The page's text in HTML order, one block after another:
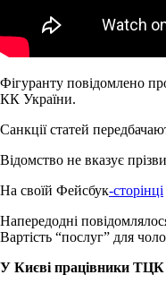
Фігуранту повідомлено
КК України.
Санкції статей
Відомство не вказує
На своїй Фейсбук-сторінці
Напередодні
Вартість “послуг” для
У Києві працівники ТЦК